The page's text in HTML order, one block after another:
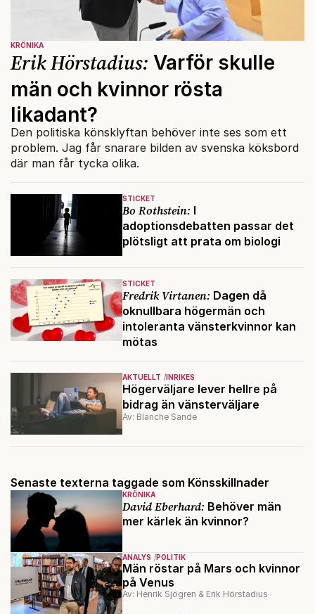
STICKET
Bo Rothstein: I
adoptionsdebatten passar det
plötsligt att prata om biologi
STICKET
Fredrik Virtanen: Dagen då
oknullbara högermän och
intoleranta vänsterkvinnor kan
mötas
AKTUELLT INRIKES
Högerväljare lever hellre på
bidrag än vänsterväljare
Av: Blanche Sande
KRÖNIKA
Erik Hörstadius: Varför skulle
män och kvinnor rösta
likadant?
Den politiska könsklyftan behöver inte ses som ett
problem. Jag får snarare bilden av svenska köksbord
där man får tycka olika.
Senaste texterna taggade som Könsskillnader
KRÖNIKA
David Eberhard: Behöver män
mer kärlek än kvinnor?
ANALYS POLITIK
Män röstar på Mars och kvinnor
på Venus
Av: Henrik Sjögren & Erik Hörstadius